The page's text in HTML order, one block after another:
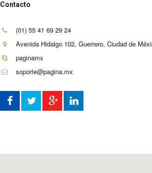
Contacto
(01) 55 41 69 29 24
Avenida Hidalgo 102, Guerrero, Ciudad de
paginamx
soporte@pagina.mx